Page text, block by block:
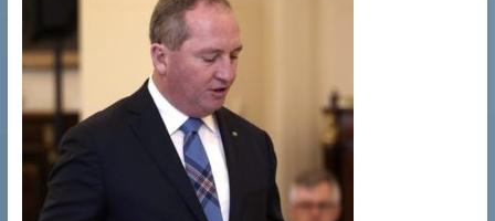
專
業
提
文